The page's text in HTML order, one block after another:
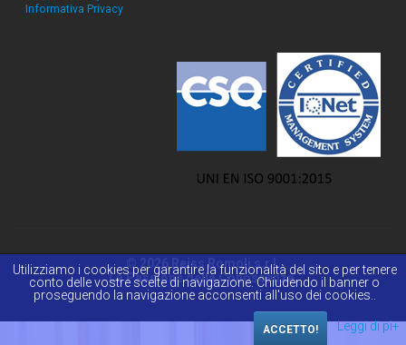
Informativa Privacy
© 2026 Reiss Romoli s.r.l.
La Passione della Conoscenza.
Utilizziamo i cookies per garantire la funzionalità del sito e per tenere
conto delle vostre scelte di navigazione. Chiudendo il banner o
proseguendo la navigazione acconsenti all'uso dei cookies..
ACCETTO! Leggi di pi+